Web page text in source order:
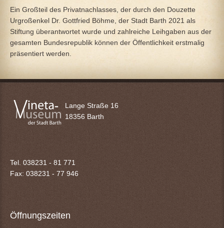
Ein Großteil des Privatnachlasses, der durch den Douzette
Urgroßenkel Dr. Gottfried Böhme, der Stadt Barth 2021 als
Stiftung überantwortet wurde und zahlreiche Leihgaben aus der
gesamten Bundesrepublik können der Öffentlichkeit erstmalig
präsentiert werden.
Lange Straße 16
18356 Barth
Tel. 038231 - 81 771
Fax: 038231 - 77 946
Öffnungszeiten